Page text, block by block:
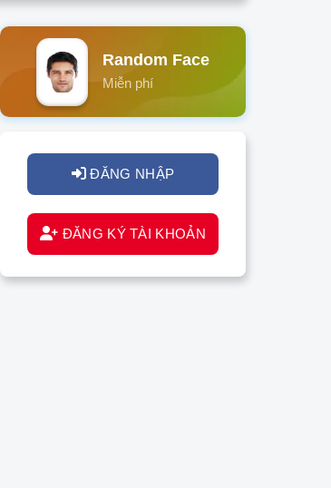
Random Face
Miễn phí
ĐĂNG NHẬP
ĐĂNG KÝ TÀI KHOẢN